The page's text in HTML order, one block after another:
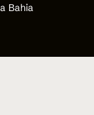
Bahia